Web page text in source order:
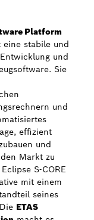
Platform
eine stabile und
und
Sie
und
effizient
und
Markt zu
S-CORE
mit einem
seines
ETAS